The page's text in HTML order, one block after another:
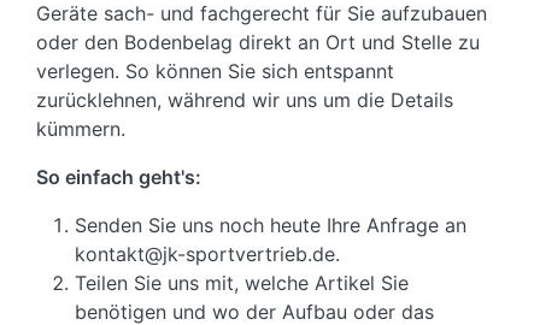
Geräte sach- und fachgerecht für Sie aufzubauen
oder den Bodenbelag direkt an Ort und Stelle zu
verlegen. So können Sie sich entspannt
zurücklehnen, während wir uns um die Details
kümmern.
So einfach geht's:
Senden Sie uns noch heute Ihre Anfrage an
kontakt@jk-sportvertrieb.de.
Teilen Sie uns mit, welche Artikel Sie
benötigen und wo der Aufbau oder das